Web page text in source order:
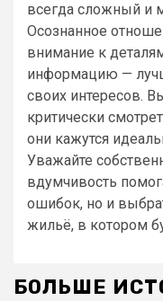
всегда сложный и
Осознанное
внимание к
информацию —
своих интересов.
критически
они кажутся
Уважайте
вдумчивость
ошибок, но и
жильё, в котором
БОЛЬШЕ